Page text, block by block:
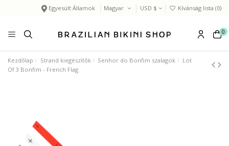
Egyesült Államok Magyar USD $ Kívánság lista (0)
0
Kezdőlap Strand kiegészítők Senhor do Bonfim szalagok
Lot
Of 3 Bonfim - French Flag